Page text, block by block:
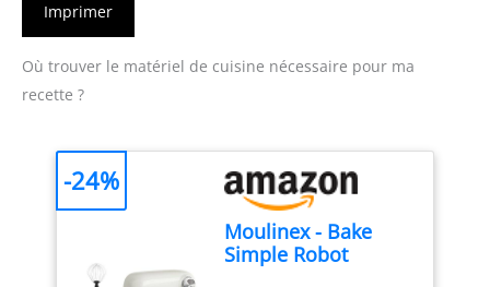
Imprimer
Où trouver le matériel de cuisine nécessaire pour ma
recette ?
Moulinex - Bake
Simple Robot
-24%